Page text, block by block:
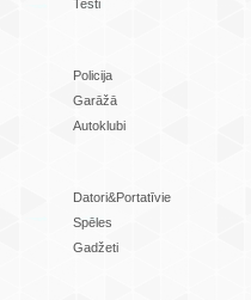
Testi
Policija
Garāžā
Autoklubi
Datori&Portatīvie
Spēles
Gadžeti